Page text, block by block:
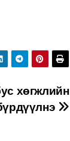
хөгжлийн